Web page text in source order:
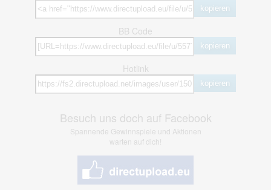
kopieren
BB Code
kopieren
Hotlink
kopieren
Besuch uns doch auf Facebook
Spannende Gewinnspiele und Aktionen
warten auf dich!